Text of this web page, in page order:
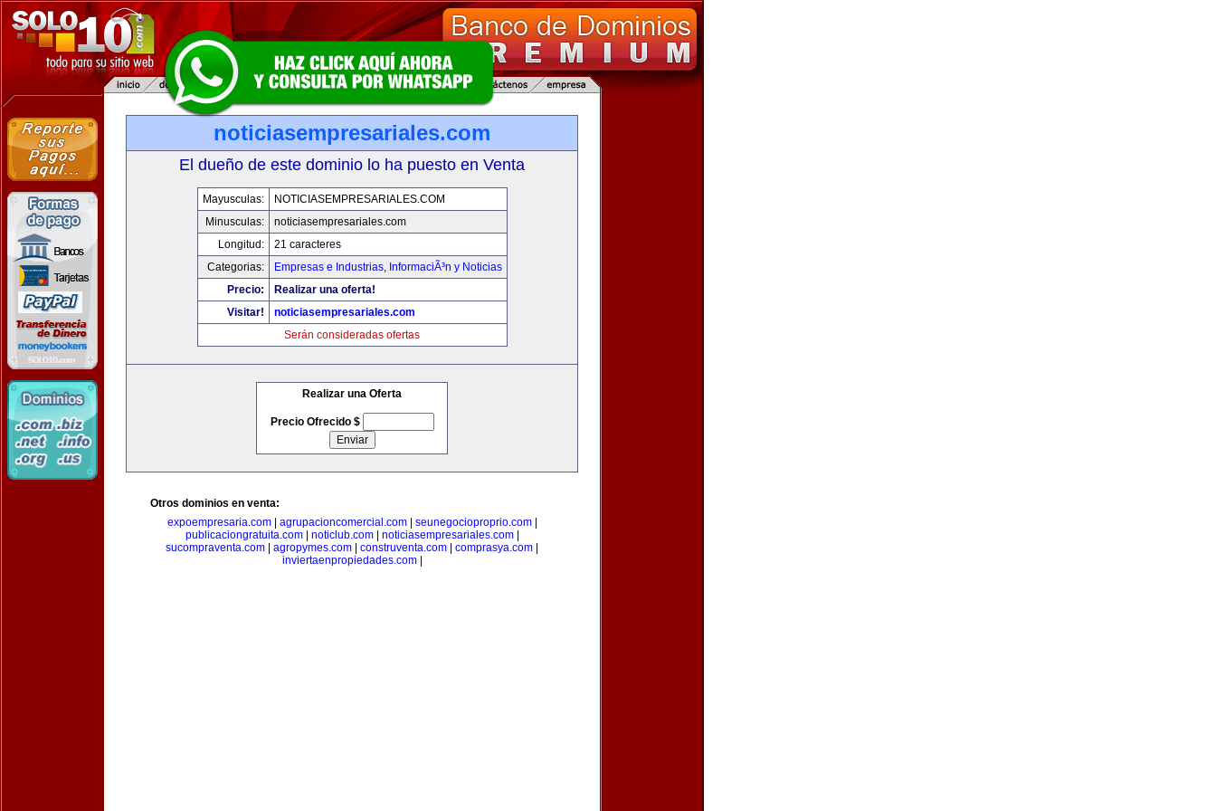
noticiasempresariales.com
El dueño de este dominio lo ha puesto en Venta
Mayusculas:
NOTICIASEMPRESARIALES.COM
Minusculas:
noticiasempresariales.com
Longitud:
21 caracteres
Categorias:
Empresas e Industrias, InformaciÃ³n y Noticias
Precio:
Realizar una oferta!
Visitar!
noticiasempresariales.com
Serán consideradas ofertas
Realizar una Oferta
Precio Ofrecido $
Otros dominios en venta:
expoempresaria.com| agrupacioncomercial.com| seunegocioproprio.com|
publicaciongratuita.com| noticlub.com| noticiasempresariales.com|
sucompraventa.com
agropymes.com construventa.com comprasya.com
inviertaenpropiedades.com|